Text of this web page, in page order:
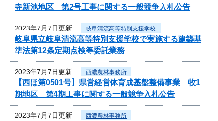
寺新池地区 第2号工事に関する一般競争入札公告
2023年7月7日更新 岐阜清流高等特別支援学校
岐阜県立岐阜清流高等特別支援学校で実施する建築基
準法第12条定期点検等委託業務
2023年7月7日更新 西濃農林事務所
【西ほ第0501号】県営経営体育成基盤整備事業 牧1
期地区 第4期工事に関する一般競争入札公告
2023年7月7日更新 西濃農林事務所